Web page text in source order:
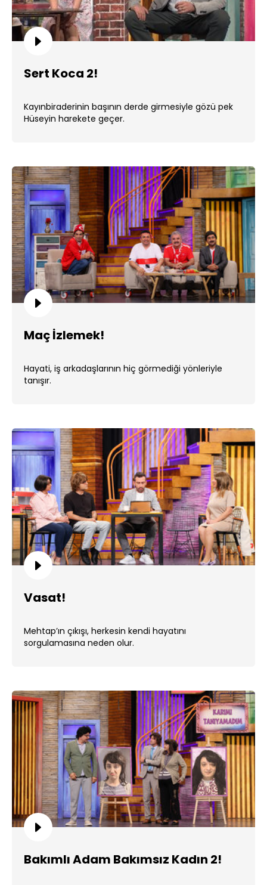
Sert Koca 2!
Kayınbiraderinin başının derde girmesiyle gözü pek
Hüseyin harekete geçer.
Maç İzlemek!
Hayati, iş arkadaşlarının hiç görmediği yönleriyle
tanışır.
Vasat!
Mehtap’ın çıkışı, herkesin kendi hayatını
sorgulamasına neden olur.
Bakımlı Adam Bakımsız Kadın 2!